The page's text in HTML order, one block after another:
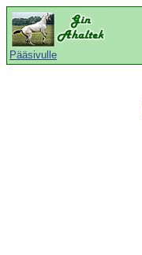
Pääsivulle